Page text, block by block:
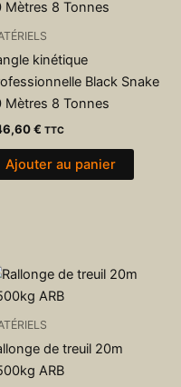
kinétique
Black Snake
Mètres 8 Tonnes
€ TTC
Ajouter au panier
de treuil 20m
ARB